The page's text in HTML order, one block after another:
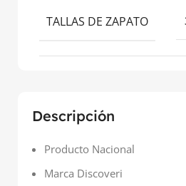
Descripción
Producto Nacional
Marca Discoveri
TALLAS DE ZAPATO